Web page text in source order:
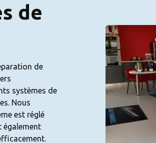
de
de
systèmes de
Nous
est réglé
également